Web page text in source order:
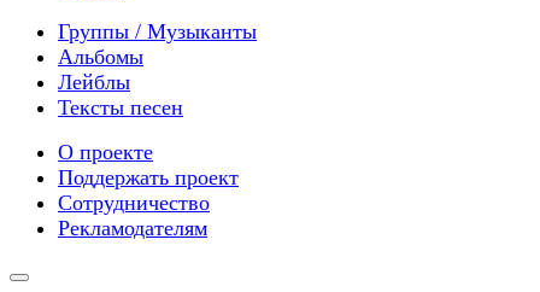
Группы / Музыканты
Альбомы
Лейблы
Тексты песен
О проекте
Поддержать проект
Сотрудничество
Рекламодателям